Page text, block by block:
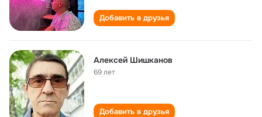
Добавить в друзья
Алексей Шишканов
69 лет
Добавить в друзья